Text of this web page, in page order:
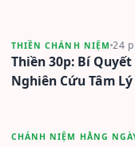
THIỀN CHÁNH NIỆM 24
Thiền 30p: Bí
Nghiên Cứu Tâm Lý
CHÁNH NIỆM HẰNG